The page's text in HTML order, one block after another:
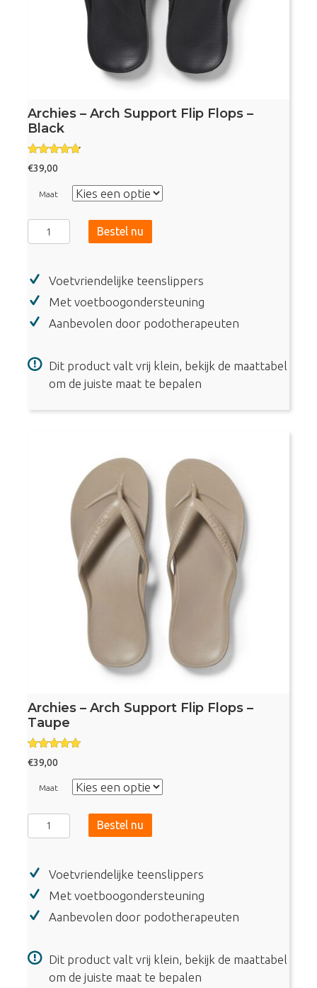
Archies – Arch Support Flip Flops –
Black
Gewaardee
rd
uit 5
€39,00
Maat
Archies
-
Support
Flip
Flops
aantal
Bestel nu
Voetvriendelijke teenslippers
Met voetboogondersteuning
Aanbevolen door podotherapeuten
Dit product valt vrij klein, bekijk de maattabel
om de juiste maat te bepalen
Archies – Arch Support Flip Flops –
Taupe
Gewaardeer
d
uit 5
€39,00
Maat
Archies
-
Support
Flip
Flops
aantal
Bestel nu
Voetvriendelijke teenslippers
Met voetboogondersteuning
Aanbevolen door podotherapeuten
Dit product valt vrij klein, bekijk de maattabel
om de juiste maat te bepalen